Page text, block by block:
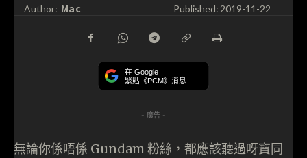
Author: Mac Published:2019-11-22
在 Google
緊貼《PCM》消息
- 廣告 -
無論你係唔係 Gundam 粉絲，都應該聽過呀寶同